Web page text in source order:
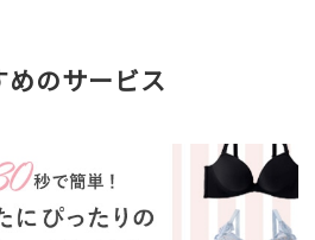
めのサービス